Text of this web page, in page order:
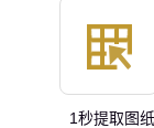
1秒提取图